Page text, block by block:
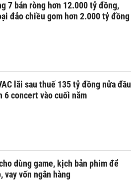
7 bán ròng hơn 12.000 tỷ đồng,
đảo chiều gom hơn 2.000 tỷ đồng
lãi sau thuế 135 tỷ đồng nửa đầu
6 concert vào cuối năm
dùng game, kịch bản phim để
vay vốn ngân hàng